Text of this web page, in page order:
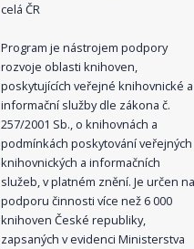
celá ČR
Program je nástrojem podpory
rozvoje oblasti knihoven,
poskytujících veřejné knihovnické a
informační služby dle zákona č.
257/2001 Sb., o knihovnách a
podmínkách poskytování veřejných
knihovnických a informačních
služeb, v platném znění. Je určen na
podporu činnosti více než 6 000
knihoven České republiky,
zapsaných v evidenci Ministerstva